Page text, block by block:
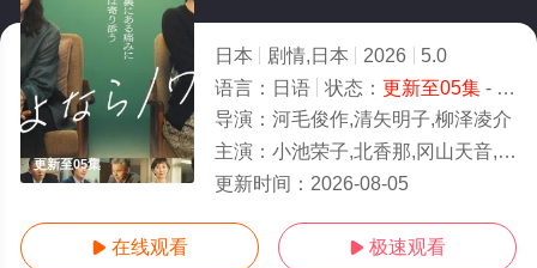
更新至05集
日本 剧情,日本 2026
5.0
语言： 日语 状态： 更新至05集- 免费观看
导演： 河毛俊作,清矢明子,柳泽凌介
主演： 小池荣子,北香那,冈山天音,户田惠子,渡部笃郎
更新时间： 2026-08-05
 在线观看  极速观看